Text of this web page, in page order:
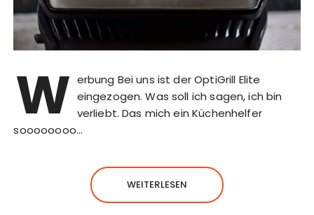
W erbung Bei uns ist der OptiGrill Elite
eingezogen. Was soll ich sagen, ich bin
verliebt. Das mich ein Küchenhelfer
soooooooo…
WEITERLESEN